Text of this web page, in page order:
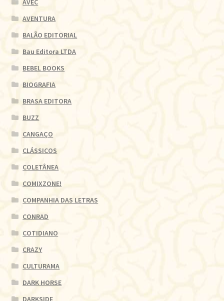
AVEC
AVENTURA
BALÃO EDITORIAL
Bau Editora LTDA
BEBEL BOOKS
BIOGRAFIA
BRASA EDITORA
BUZZ
CANGAÇO
CLÁSSICOS
COLETÂNEA
COMIXZONE!
COMPANHIA DAS LETRAS
CONRAD
COTIDIANO
CRAZY
CULTURAMA
DARK HORSE
DARKSIDE